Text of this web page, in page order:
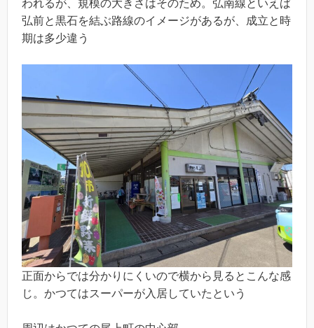
われるが、規模の大きさはそのため。弘南線といえば
弘前と黒石を結ぶ路線のイメージがあるが、成立と時
期は多少違う
正面からでは分かりにくいので横から見るとこんな感
じ。かつてはスーパーが入居していたという